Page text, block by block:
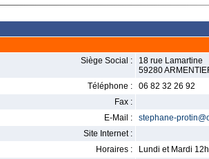
Siège Social :
18 rue Lamartine
59280
Téléphone :
06 82 32 26 92
Fax :
E-Mail :
stephane-
Site Internet :
Horaires :
Lundi et Mardi